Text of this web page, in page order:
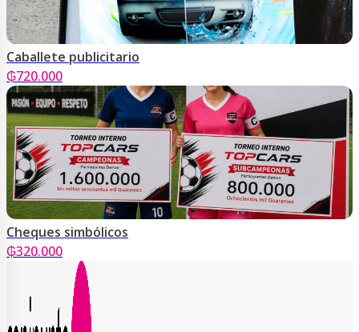
Caballete publicitario
₲720.000
Cheques simbólicos
₲320.000